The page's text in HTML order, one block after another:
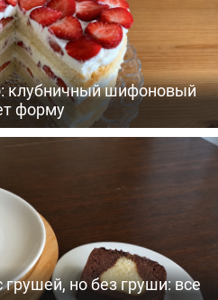
клубничный шифоновый
форму
но без груши: все